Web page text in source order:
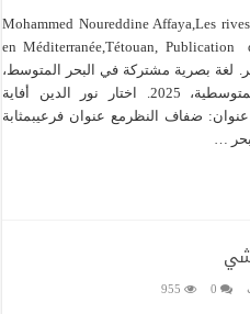
Mohammed Noureddine Affaya,Les
en Méditerranée,Tétouan, Publication
لغة بصرية مشتركة في البحر المتوسط،
تطوان، منشورات مهرجان السينما المتوسطية، 2025. اختار نور الدين أفاية
عنوان: ضفاف النظرمع عنوان فرعيبمثابة
…
0
955